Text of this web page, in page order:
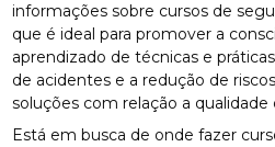
informações sobre cursos de
que é ideal para promover a
aprendizado de técnicas e
de acidentes e a redução de
soluções com relação a qualidade
Está em busca de onde fazer